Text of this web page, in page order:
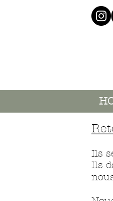
Ils
Ils